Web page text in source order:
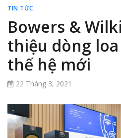
TIN TỨC
Bowers &
thiệu dòng loa
thế hệ mới
22 Tháng 3, 2021